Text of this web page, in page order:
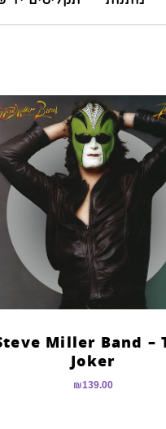
Miller Band –
Joker
₪139.00